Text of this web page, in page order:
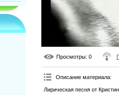
Просмотры: 0
Описание материала:
Лирическая песня от